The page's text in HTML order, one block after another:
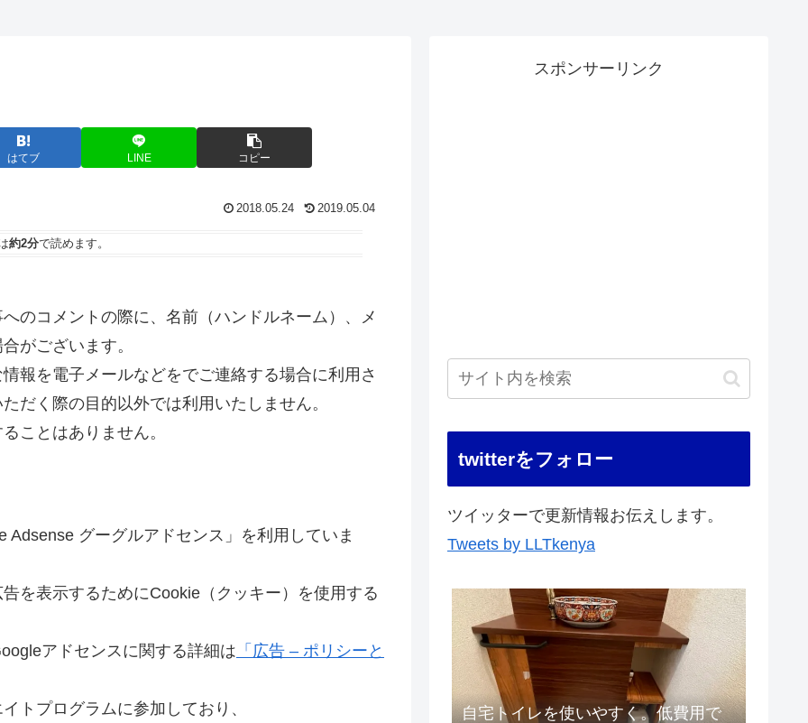
はてブ LINE コピー
2018.05.24 2019.05.04
約2分で読めます。
のコメントの際に、名前（ハンドルネーム）、メ
がございます。
報を電子メールなどをでご連絡する場合に利用さ
だく際の目的以外では利用いたしません。
ことはありません。
グーグルアドセンス」を利用していま
を表示するためにCookie（クッキー）を使用する
アドセンスに関する詳細は 「広告 – ポリシーと
トプログラムに参加しており、
スポンサーリンク
twitterをフォロー
ツイッターで更新情報お伝えします。
Tweets by LLTkenya
自宅トイレを使いやすく。低費用で